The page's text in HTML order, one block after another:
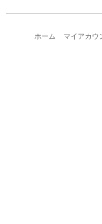
ホーム マイアカウ